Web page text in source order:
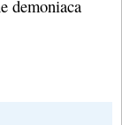
demoniaca